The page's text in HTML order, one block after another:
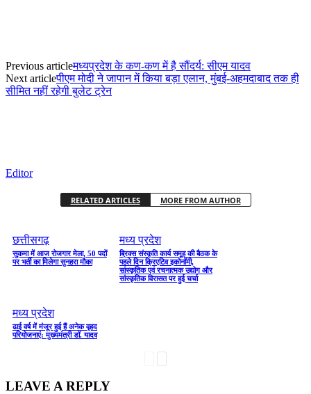
Previous articleमध्यप्रदेश के कण-कण में है सौंदर्य: सीएम यादव
Next articleपीएम मोदी ने जापान में किया बड़ा एलान, मुंबई-अहमदाबाद तक ही
सीमित नहीं रहेगी बुलेट ट्रेन
Editor
RELATED ARTICLES MORE FROM AUTHOR
छत्तीसगढ़
सुकमा में आज रोजगार मेला, 50 पदों
पर भर्ती का मिलेगा सुनहरा मौका
मध्य प्रदेश
ब्रिक्स संस्कृति कार्य समूह की बैठक के
पहले दिन क्रिएटिव इकोनॉमी,
सांस्कृतिक एवं रचनात्मक उद्योग और
सांस्कृतिक विरासत पर हुई चर्चा
मध्य प्रदेश
ढाई वर्ष में मंजूर हुई हैं अनेक वृहद
परियोजनाएं: मुख्यमंत्री डॉ. यादव
LEAVE A REPLY